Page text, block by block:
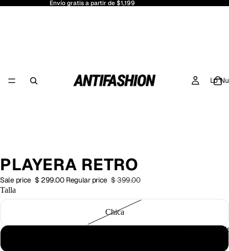
Envío gratis a partir de $1,199
Lo
Hasta 50%
PLAYERA RETRO
Sale price $ 299.00 Regular price $ 399.00
Talla
Chica